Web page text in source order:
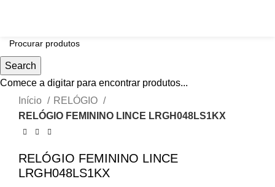
Click to enlarge
Início
RELÓGIO
RELÓGIO FEMININO LINCE LRGH048LS1KX
RELÓGIO FEMININO LINCE
LRGH048LS1KX
Search
Comece a digitar para encontrar produtos...